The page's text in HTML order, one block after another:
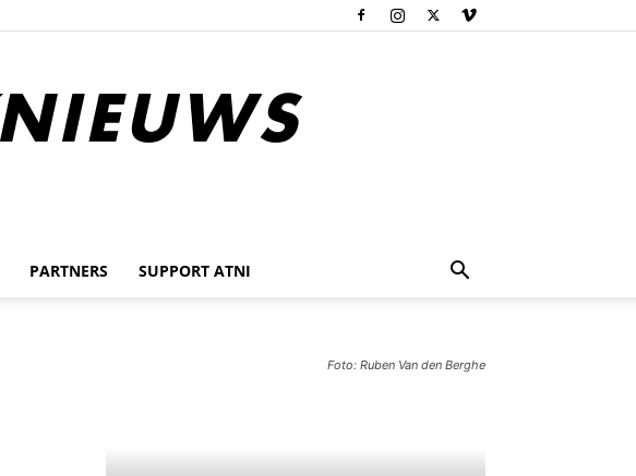
PARTNERS SUPPORT ATNI
Foto: Ruben Van den Berghe